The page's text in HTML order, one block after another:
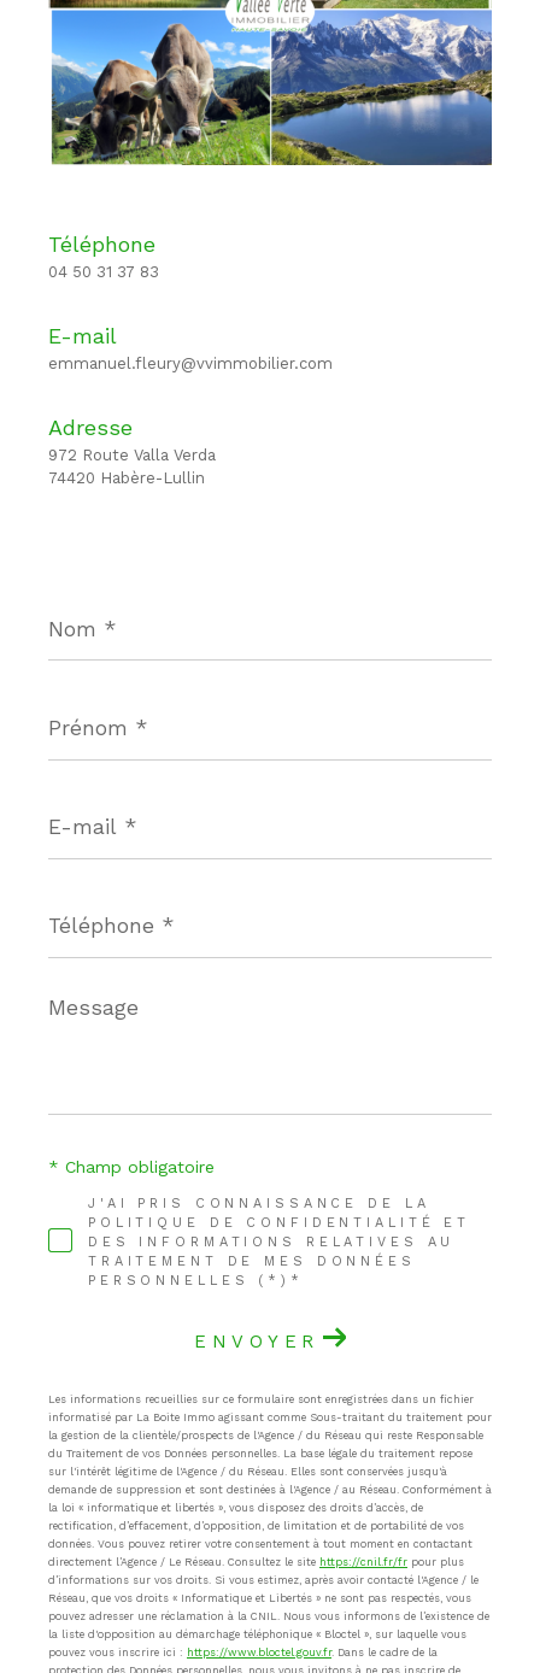
Téléphone
04 50 31 37 83
E-mail
emmanuel.fleury@vvimmobilier.com
Adresse
972 Route Valla Verda
74420 Habère-Lullin
*
*
mail
*
*
Message
*
J'AI PRIS CONNAISSANCE DE LA
POLITIQUE DE CONFIDENTIALITÉ ET
DES INFORMATIONS RELATIVES AU
TRAITEMENT DE MES DONNÉES
PERSONNELLES (*)*
* Champ obligatoire
ENVOYER
Les informations recueillies sur ce formulaire sont enregistrées dans un fichier
informatisé par La Boite Immo agissant comme Sous-traitant du traitement pour
la gestion de la clientèle/prospects de l'Agence / du Réseau qui reste Responsable
du Traitement de vos Données personnelles. La base légale du traitement repose
sur l'intérêt légitime de l'Agence / du Réseau. Elles sont conservées jusqu'à
demande de suppression et sont destinées à l'Agence / au Réseau. Conformément à
la loi « informatique et libertés », vous disposez des droits d’accès, de
rectification, d’effacement, d’opposition, de limitation et de portabilité de vos
données. Vous pouvez retirer votre consentement à tout moment en contactant
directement l’Agence / Le Réseau. Consultez le site https://cnil.fr/fr pour plus
d’informations sur vos droits. Si vous estimez, après avoir contacté l'Agence / le
Réseau, que vos droits « Informatique et Libertés » ne sont pas respectés, vous
pouvez adresser une réclamation à la CNIL. Nous vous informons de l’existence de
la liste d'opposition au démarchage téléphonique « Bloctel », sur laquelle vous
pouvez vous inscrire ici : https://www.bloctel.gouv.fr. Dans le cadre de la